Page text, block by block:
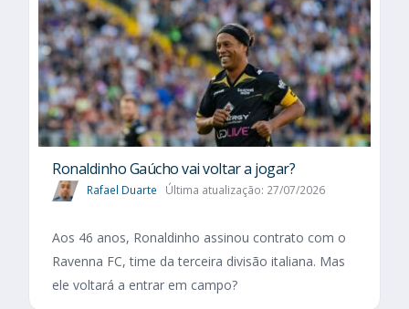
Ronaldinho Gaúcho vai voltar a jogar?
Rafael Duarte Última atualização: 27/07/2026
Aos 46 anos, Ronaldinho assinou contrato com o
Ravenna FC, time da terceira divisão italiana. Mas
ele voltará a entrar em campo?